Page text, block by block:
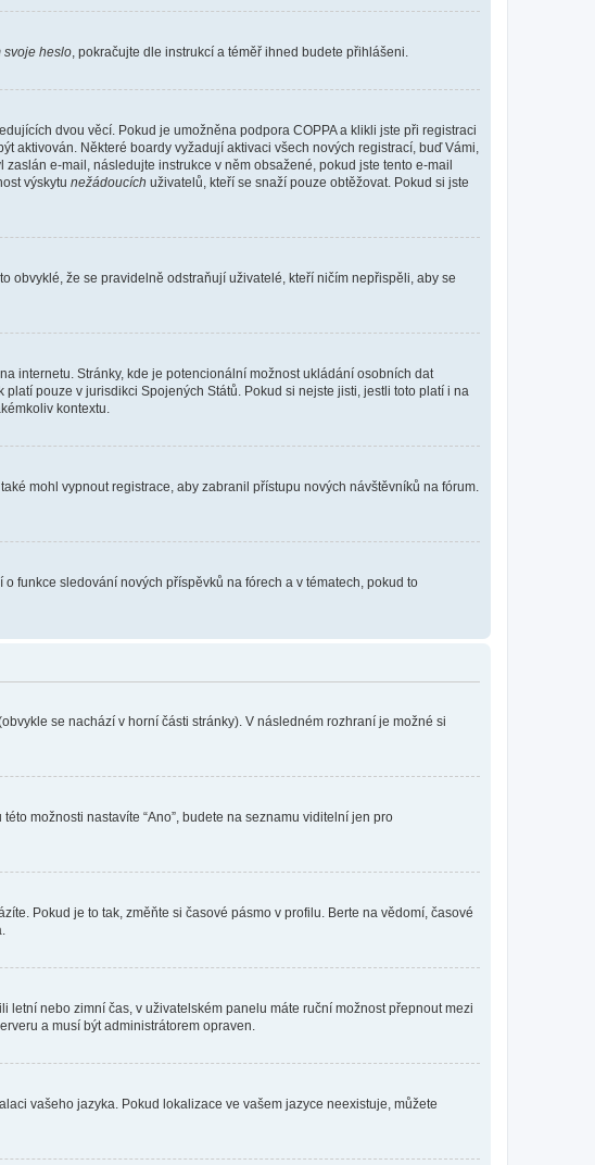
svoje heslo , pokračujte dle instrukcí a téměř ihned budete přihlášeni.
dvou věcí. Pokud je umožněna podpora COPPA a klikli jste při registraci
aktivován. Některé boardy vyžadují aktivaci všech nových registrací, buď Vámi,
e-mail, následujte instrukce v něm obsažené, pokud jste tento e-mail
výskytu nežádoucích uživatelů, kteří se snaží pouze obtěžovat. Pokud si jste
obvyklé, že se pravidelně odstraňují uživatelé, kteří ničím nepřispěli, aby se
internetu. Stránky, kde je potencionální možnost ukládání osobních dat
pouze v jurisdikci Spojených Států. Pokud si nejste jisti, jestli toto platí i na
kontextu.
mohl vypnout registrace, aby zabranil přístupu nových návštěvníků na fórum.
funkce sledování nových příspěvků na fórech a v tématech, pokud to
se nachází v horní části stránky). V následném rozhraní je možné si
této možnosti nastavíte “Ano”, budete na seznamu viditelní jen pro
Pokud je to tak, změňte si časové pásmo v profilu. Berte na vědomí, časové
nebo zimní čas, v uživatelském panelu máte ruční možnost přepnout mezi
a musí být administrátorem opraven.
vašeho jazyka. Pokud lokalizace ve vašem jazyce neexistuje, můžete